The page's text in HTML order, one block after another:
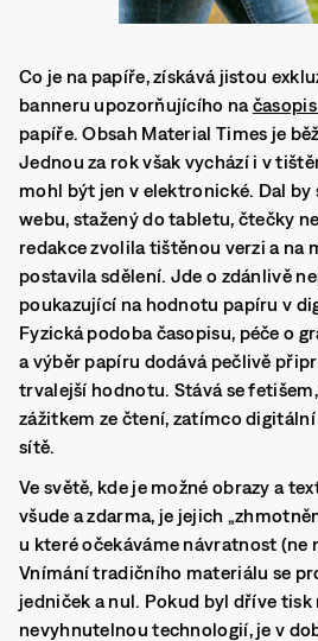
Co je na papíře, získává jistou
banneru upozorňujícího na
papíře. Obsah Material Times je
Jednou za rok však vychází i v
mohl být jen v elektronické. Dal by
webu, stažený do tabletu, čtečky
redakce zvolila tištěnou verzi a na
postavila sdělení. Jde o zdánlivě
poukazující na hodnotu papíru v
Fyzická podoba časopisu, péče o
a výběr papíru dodává pečlivě
trvalejší hodnotu. Stává se
zážitkem ze čtení, zatímco
sítě.
Ve světě, kde je možné obrazy a
všude a zdarma, je jejich
u které očekáváme návratnost (ne
Vnímání tradičního materiálu se
jedniček a nul. Pokud byl dříve tisk
nevyhnutelnou technologií, je v